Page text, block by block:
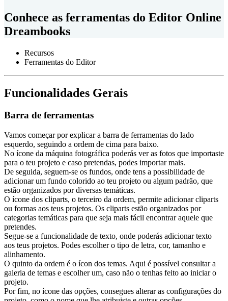
Conhece as ferramentas do Editor Online
Dreambooks
Recursos
Ferramentas do Editor
Funcionalidades Gerais
Barra de ferramentas
Vamos começar por explicar a barra de ferramentas do lado
esquerdo, seguindo a ordem de cima para baixo.
No ícone da máquina fotográfica poderás ver as fotos que importaste
para o teu projeto e caso pretendas, podes importar mais.
De seguida, seguem-se os fundos, onde tens a possibilidade de
adicionar um fundo colorido ao teu projeto ou algum padrão, que
estão organizados por diversas temáticas.
O ícone dos cliparts, o terceiro da ordem, permite adicionar cliparts
ou formas aos teus projetos. Os cliparts estão organizados por
categorias temáticas para que seja mais fácil encontrar aquele que
pretendes.
Segue-se a funcionalidade de texto, onde poderás adicionar texto
aos teus projetos. Podes escolher o tipo de letra, cor, tamanho e
alinhamento.
O quinto da ordem é o ícon dos temas. Aqui é possível consultar a
galeria de temas e escolher um, caso não o tenhas feito ao iniciar o
projeto.
Por fim, no ícone das opções, consegues alterar as configurações do